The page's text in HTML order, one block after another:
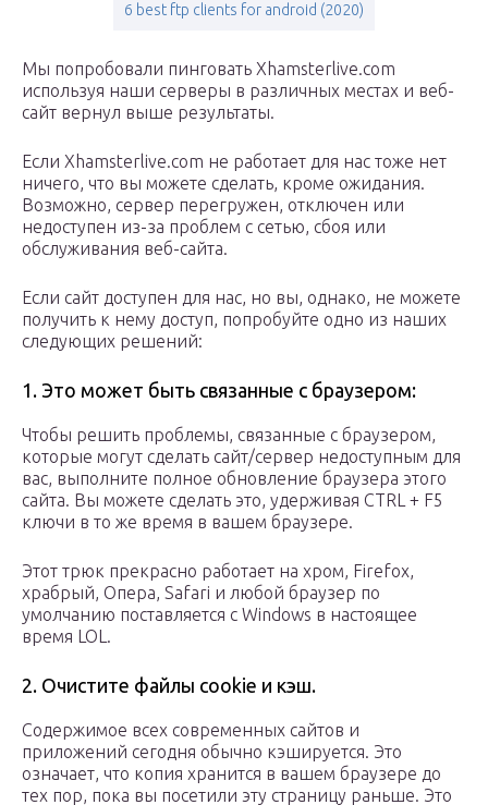
6 best ftp clients for android (2020)
Мы попробовали пинговать Xhamsterlive.com
используя наши серверы в различных местах и веб-
сайт вернул выше результаты.
Если Xhamsterlive.com не работает для нас тоже нет
ничего, что вы можете сделать, кроме ожидания.
Возможно, сервер перегружен, отключен или
недоступен из-за проблем с сетью, сбоя или
обслуживания веб-сайта.
Если сайт доступен для нас, но вы, однако, не можете
получить к нему доступ, попробуйте одно из наших
следующих решений:
1. Это может быть связанные с браузером:
Чтобы решить проблемы, связанные с браузером,
которые могут сделать сайт/сервер недоступным для
вас, выполните полное обновление браузера этого
сайта. Вы можете сделать это, удерживая CTRL + F5
ключи в то же время в вашем браузере.
Этот трюк прекрасно работает на хром, Firefox,
храбрый, Опера, Safari и любой браузер по
умолчанию поставляется с Windows в настоящее
время LOL.
2. Очистите файлы cookie и кэш.
Содержимое всех современных сайтов и
приложений сегодня обычно кэшируется. Это
означает, что копия хранится в вашем браузере до
тех пор, пока вы посетили эту страницу раньше. Это